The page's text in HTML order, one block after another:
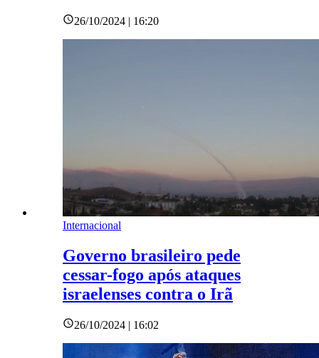
26/10/2024 | 16:20
Internacional
Governo brasileiro pede
cessar-fogo após ataques
israelenses contra o Irã
26/10/2024 | 16:02